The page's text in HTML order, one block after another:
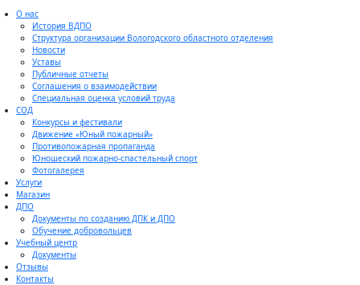
О нас
История ВДПО
Структура организации Вологодского областного отделения
Новости
Уставы
Публичные отчеты
Соглашения о взаимодействии
Специальная оценка условий труда
СОД
Конкурсы и фестивали
Движение «Юный пожарный»
Противопожарная пропаганда
Юношеский пожарно-спастельный спорт
Фотогалерея
Услуги
Магазин
ДПО
Документы по созданию ДПК и ДПО
Обучение добровольцев
Учебный центр
Документы
Отзывы
Контакты